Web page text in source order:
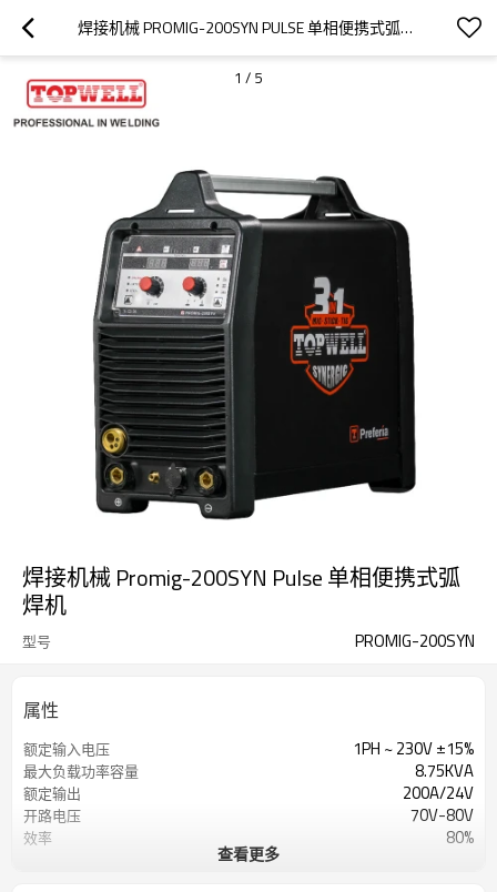
焊接机械 PROMIG-200SYN PULSE 单相便携式弧焊机
1 / 5
焊接机械 Promig-200SYN Pulse 单相便携式弧
焊机
型号 PROMIG-200SYN
属性
额定输入电压 1PH ~ 230V ±15%
最大负载功率容量 8.75KVA
额定输出 200A/24V
开路电压 70V-80V
效率 80%
查看更多